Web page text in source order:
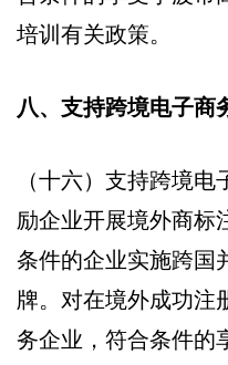
培训有关政策。
八、支持跨境电子商
（十六）支持跨境
励企业开展境外商标
条件的企业实施跨国
牌。对在境外成功注
务企业，符合条件的